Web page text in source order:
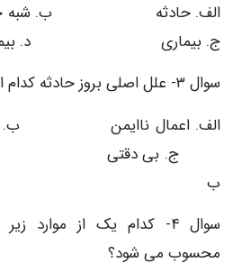
الف. حادثه ب.
ج. بیماری د.
سوال ۳- علل اصلی بروز حادثه کدام اند؟
الف. اعمال ناایمن ب.
ج. بی دقتی د.
ب
سوال ۴- کدام یک از موارد
محسوب می شود؟